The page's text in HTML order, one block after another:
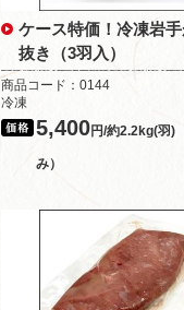
ケース特価！冷凍岩
抜き（3羽入）
商品コード：0144
冷凍
5,400円/約2.2kg(羽)
み）